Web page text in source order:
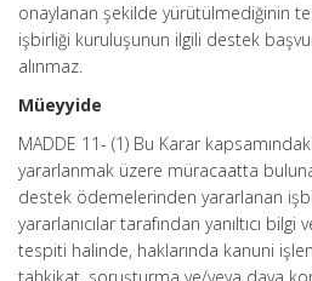
onaylanan şekilde yürütülmediğinin
işbirliği kuruluşunun ilgili destek
alınmaz.
Müeyyide
MADDE 11- (1) Bu Karar
yararlanmak üzere müracaatta
destek ödemelerinden yararlanan
yararlanıcılar tarafından yanıltıcı
tespiti halinde, haklarında kanuni